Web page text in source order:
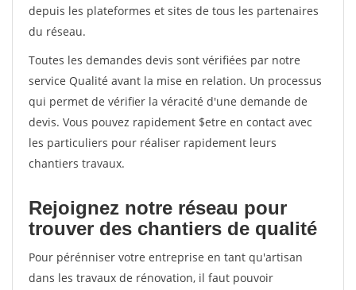
depuis les plateformes et sites de tous les partenaires
du réseau.
Toutes les demandes devis sont vérifiées par notre
service Qualité avant la mise en relation. Un processus
qui permet de vérifier la véracité d'une demande de
devis. Vous pouvez rapidement $etre en contact avec
les particuliers pour réaliser rapidement leurs
chantiers travaux.
Rejoignez notre réseau pour
trouver des chantiers de qualité
Pour pérénniser votre entreprise en tant qu'artisan
dans les travaux de rénovation, il faut pouvoir